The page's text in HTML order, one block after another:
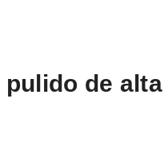
pulido de